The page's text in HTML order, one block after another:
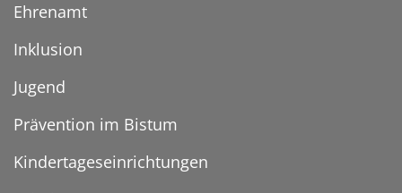
Ehrenamt
Inklusion
Jugend
Prävention im Bistum
Kindertageseinrichtungen